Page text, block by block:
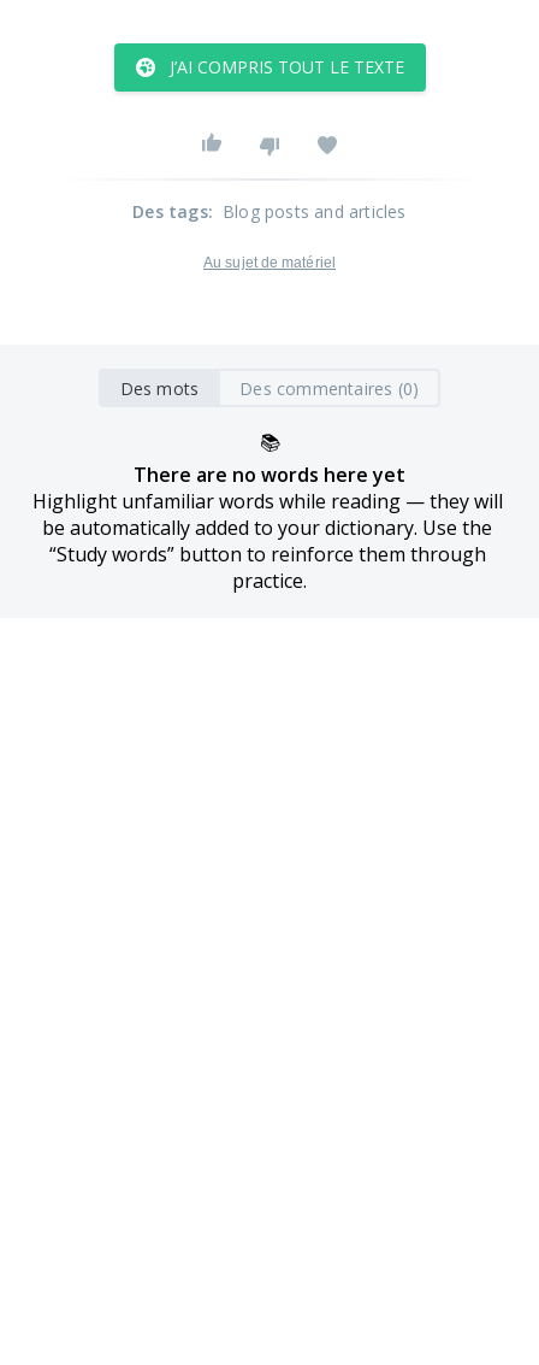
J’AI COMPRIS TOUT LE TEXTE
Des tags: Blog posts and articles
Au sujet de matériel
Des mots Des commentaires (0)
📚
There are no words here yet
Highlight unfamiliar words while reading — they will
be automatically added to your dictionary. Use the
“Study words” button to reinforce them through
practice.